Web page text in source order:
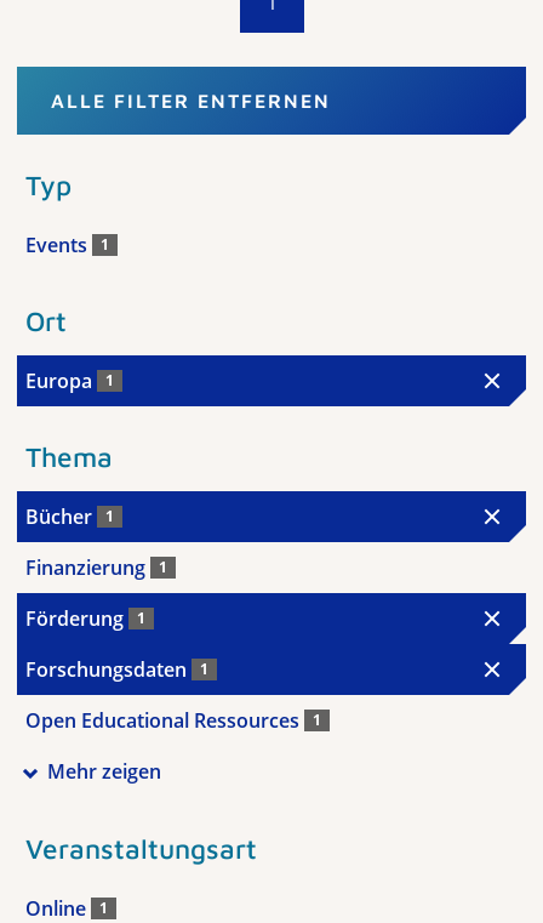
ALLE FILTER ENTFERNEN
Typ
Events 1
Ort
Europa 1
Thema
Bücher 1
Finanzierung 1
Förderung 1
Forschungsdaten 1
Open Educational Ressources 1
Mehr zeigen
Veranstaltungsart
Online 1